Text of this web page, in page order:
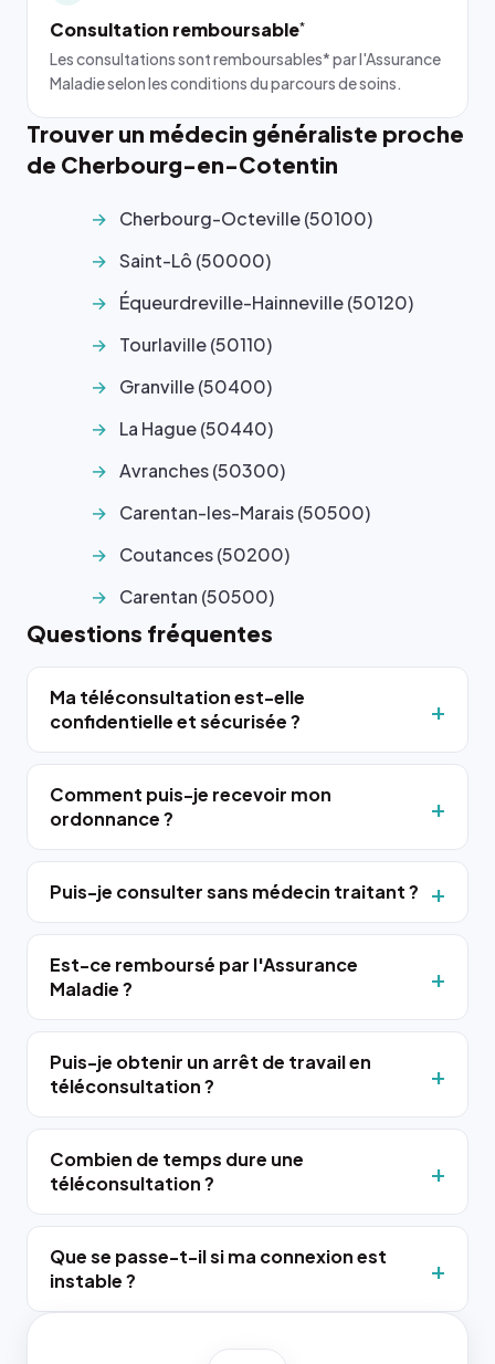
Consultation remboursable*
Les consultations sont remboursables* par l'Assurance
Maladie selon les conditions du parcours de soins.
Trouver un médecin généraliste proche
de Cherbourg-en-Cotentin
Cherbourg-Octeville (50100)
Saint-Lô (50000)
Équeurdreville-Hainneville (50120)
Tourlaville (50110)
Granville (50400)
La Hague (50440)
Avranches (50300)
Carentan-les-Marais (50500)
Coutances (50200)
Carentan (50500)
Questions fréquentes
Ma téléconsultation est-elle
confidentielle et sécurisée ?
Comment puis-je recevoir mon
ordonnance ?
Puis-je consulter sans médecin traitant ?
Est-ce remboursé par l'Assurance
Maladie ?
Puis-je obtenir un arrêt de travail en
téléconsultation ?
Combien de temps dure une
téléconsultation ?
Que se passe-t-il si ma connexion est
instable ?